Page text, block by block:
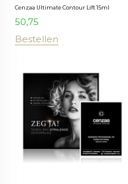
Cenzaa Ultimate Contour Lift 15ml
50,75
Bestellen